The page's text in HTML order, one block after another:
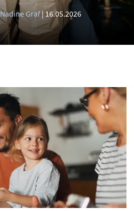
Nadine Graf 16.05.2026